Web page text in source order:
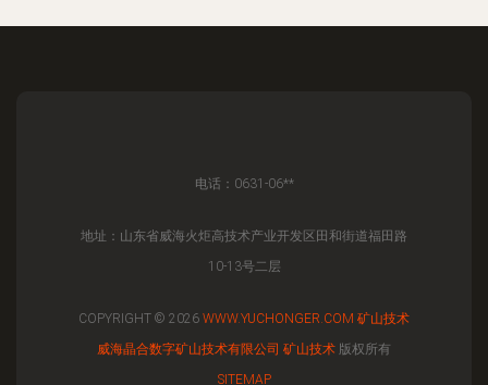
电话：0631-06**
地址：山东省威海火炬高技术产业开发区田和街道福田路
10-13号二层
COPYRIGHT © 2026 WWW.YUCHONGER.COM 矿山技术
威海晶合数字矿山技术有限公司 矿山技术 版权所有
SITEMAP